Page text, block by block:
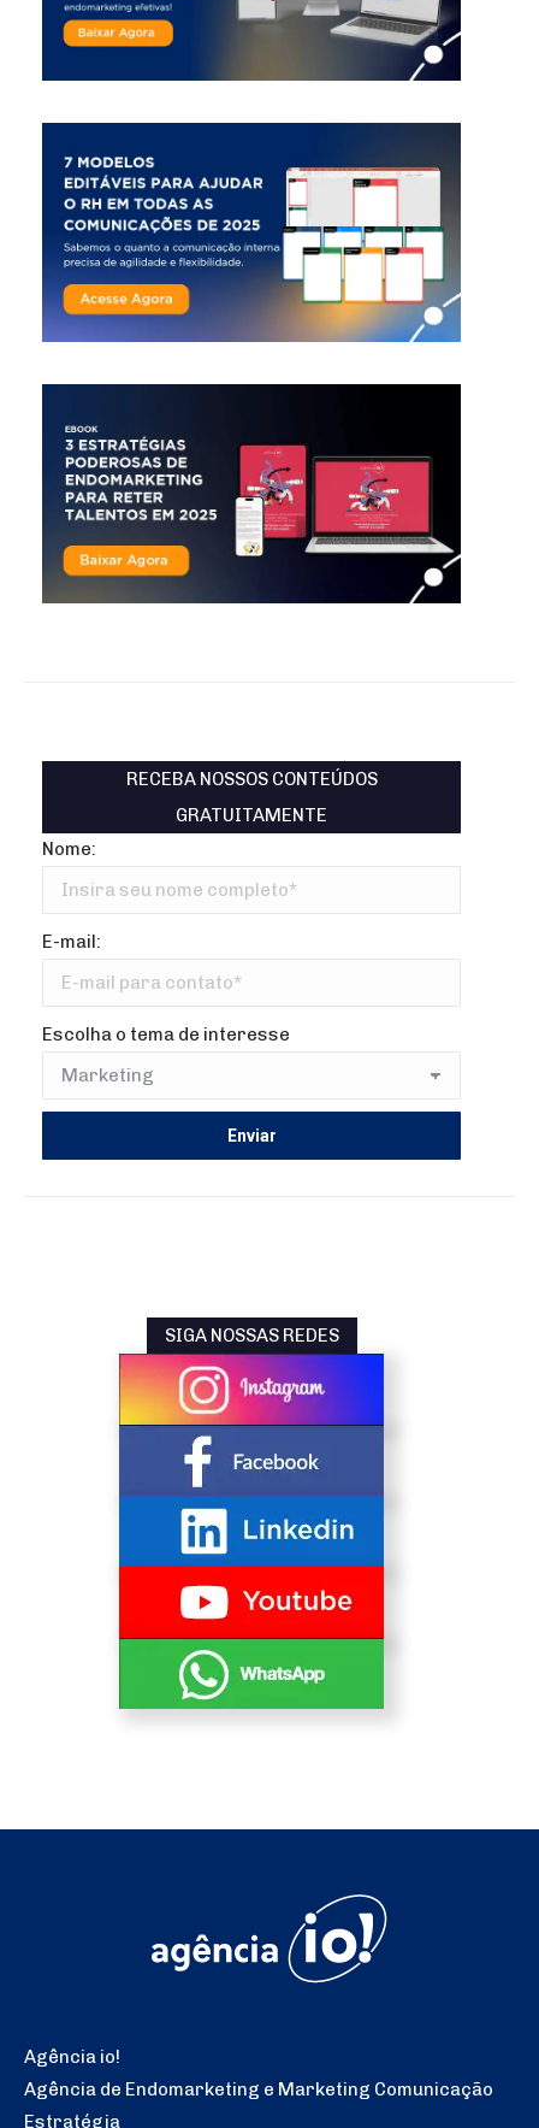
RECEBA NOSSOS CONTEÚDOS
GRATUITAMENTE
Nome:
E-mail:
Escolha o tema de interesse
SIGA NOSSAS REDES
Agência io!
Agência de Endomarketing e Marketing Comunicação
Estratégia